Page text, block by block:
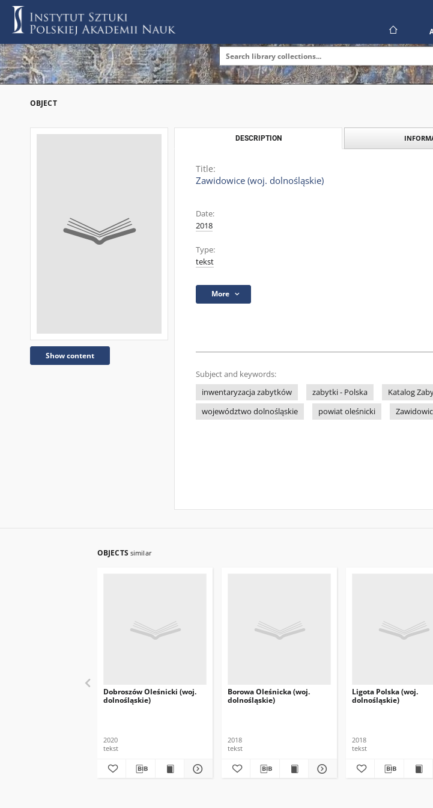
OBJECT
Show content
DESCRIPTION
Title:
Zawidowice (woj. dolnośląskie)
Date:
2018
Type:
tekst
More
Subject and keywords:
inwentaryzacja zabytków
zabytki - Polska Katalog
województwo dolnośląskie
powiat oleśnicki
OBJECTS similar
Dobroszów Oleśnicki (woj.
dolnośląskie)
2020
tekst
Borowa Oleśnicka (woj.
dolnośląskie)
2018
tekst
Ligota Polska (woj.
dolnośląskie)
2018
tekst